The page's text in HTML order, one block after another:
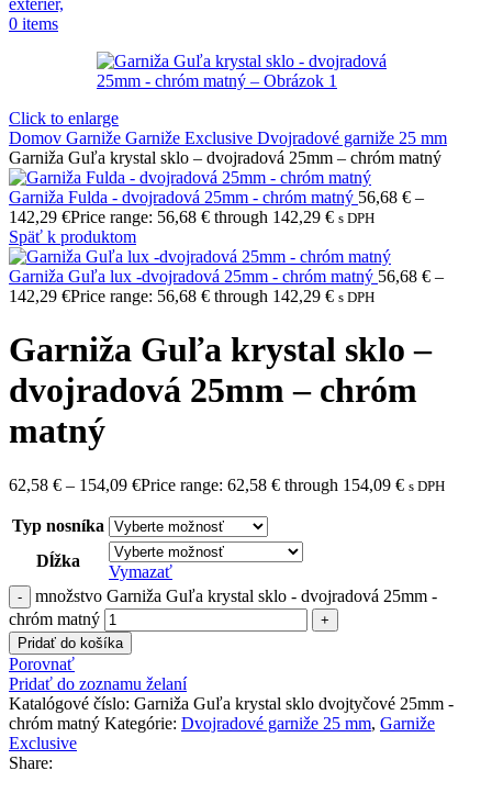
0 items
Click to enlarge
Domov Garniže Garniže Exclusive Dvojradové garniže 25 mm
Garniža Guľa krystal sklo – dvojradová 25mm – chróm matný
Garniža Fulda - dvojradová 25mm - chróm matný 56,68 € –
142,29 €Price range: 56,68 € through 142,29 € s DPH
Späť k produktom
Garniža Guľa lux -dvojradová 25mm - chróm matný 56,68 € –
142,29 €Price range: 56,68 € through 142,29 € s DPH
Garniža Guľa krystal sklo –
dvojradová 25mm – chróm
matný
62,58 € – 154,09 €Price range: 62,58 € through 154,09 € s DPH
Typ nosníka
Dĺžka
Vymazať
množstvo Garniža Guľa krystal sklo - dvojradová 25mm -
chróm matný
Pridať do košíka
Porovnať
Pridať do zoznamu želaní
Katalógové číslo: Garniža Guľa krystal sklo dvojtyčové 25mm -
chróm matný Kategórie: Dvojradové garniže 25 mm, Garniže
Exclusive
Share: